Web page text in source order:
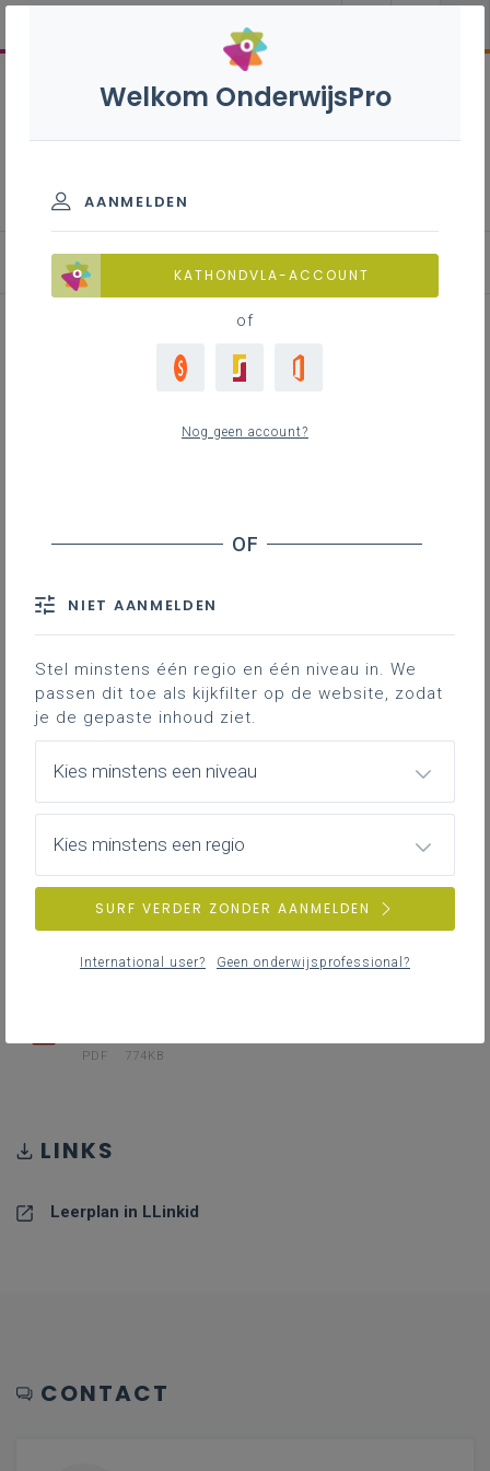
Leerplan
Hieronder vind je de definitieve en
volledig afgewerkte versie van het
leerplan in Word; enkel deze versie
is geldig voor de volledige 3de
graad vanaf 1 september 2024.
DOWNLOADS
WORD 328KB
PDF 774KB
LINKS
Leerplan in LLinkid
CONTACT
Welkom OnderwijsPro
AANMELDEN
KATHONDVLA-ACCOUNT
of
Nog geen account?
NIET AANMELDEN
Stel minstens één regio en één niveau in. We
passen dit toe als kijkfilter op de website, zodat
je de gepaste inhoud ziet.
Kies minstens een niveau
Kies minstens een regio
SURF VERDER ZONDER AANMELDEN
International user? Geen onderwijsprofessional?